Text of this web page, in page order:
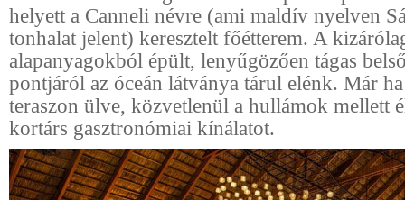
helyett a Canneli névre (ami maldív nyelven
tonhalat jelent) keresztelt főétterem. A
alapanyagokból épült, lenyűgözően tágas
pontjáról az óceán látványa tárul elénk. Már
teraszon ülve, közvetlenül a hullámok mellett
kortárs gasztronómiai kínálatot.